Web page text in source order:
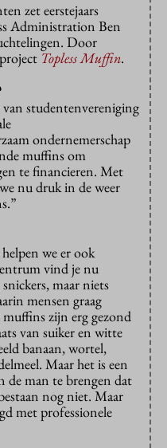
zet eerstejaars
Administration Ben
Door
Topless Muffin.
van studentenvereniging
ondernemerschap
muffins om
te financieren. Met
nu druk in de weer
we er ook
vind je nu
maar niets
mensen graag
zijn erg gezond
van suiker en witte
banaan, wortel,
Maar het is een
de man te brengen dat
nog niet. Maar
met professionele